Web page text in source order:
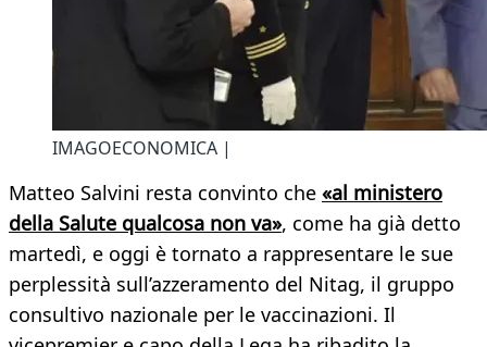
IMAGOECONOMICA |
Matteo Salvini resta convinto che «al ministero
della Salute qualcosa non va», come ha già detto
martedì, e oggi è tornato a rappresentare le sue
perplessità sull’azzeramento del Nitag, il gruppo
consultivo nazionale per le vaccinazioni. Il